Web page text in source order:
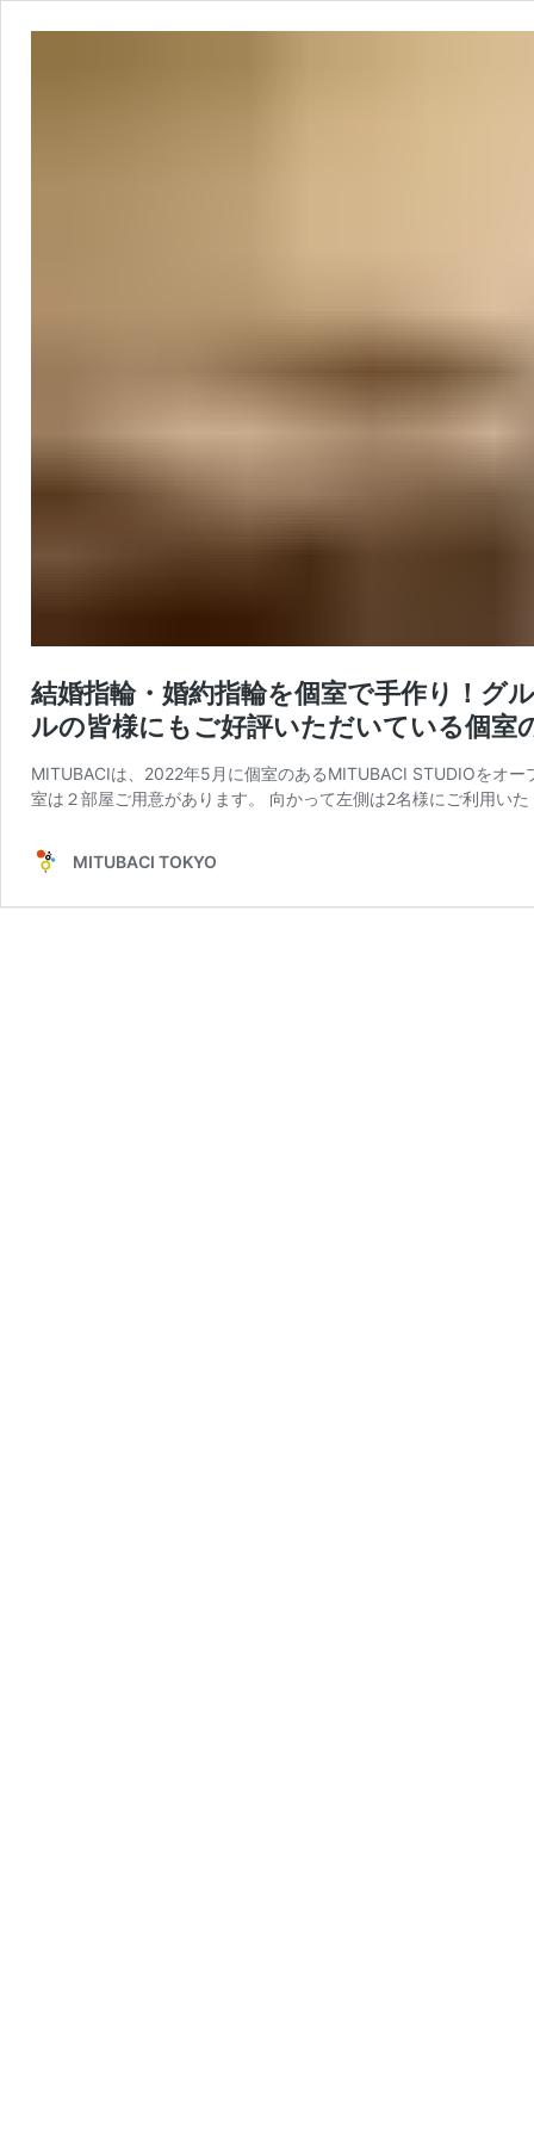
結婚指輪・婚約指輪を個室で手作り！グ
ルの皆様にもご好評いただいている個室
MITUBACIは、2022年5月に個室のあるMITUBACI STUDIOをオ
室は２部屋ご用意があります。 向かって左側は2名様にご利用い
MITUBACI TOKYO